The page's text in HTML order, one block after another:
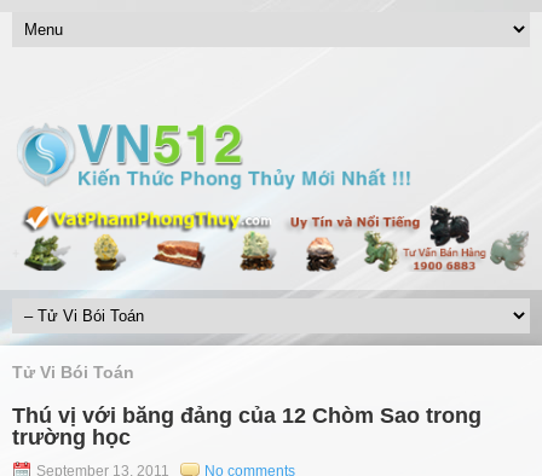
Tử Vi Bói Toán
Thú vị với băng đảng của 12 Chòm Sao trong
trường học
September 13, 2011 No comments